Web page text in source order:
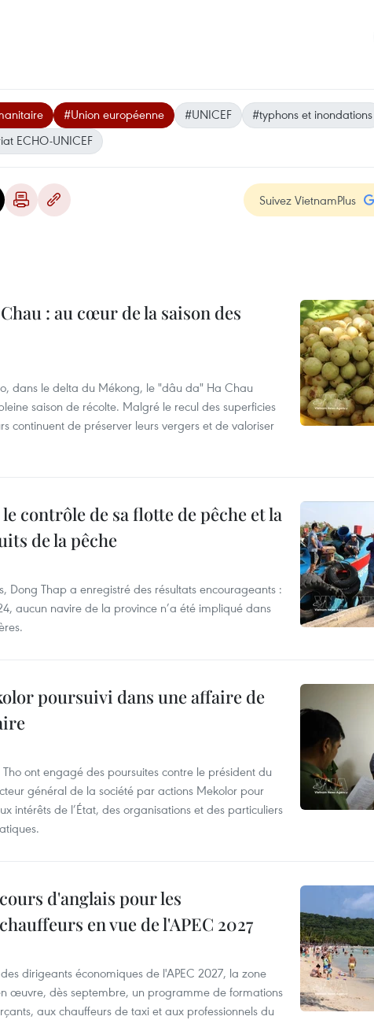
#Union européenne #UNICEF
#typhons et inondations
ECHO-UNICEF
Suivez VietnamPlus
: au cœur de la saison des
dans le delta du Mékong, le "dâu da" Ha Chau
saison de récolte. Malgré le recul des superficies
continuent de préserver leurs vergers et de valoriser
contrôle de sa flotte de pêche et la
de la pêche
Dong Thap a enregistré des résultats encourageants :
aucun navire de la province n’a été impliqué dans
poursuivi dans une affaire de
ont engagé des poursuites contre le président du
général de la société par actions Mekolor pour
intérêts de l’État, des organisations et des particuliers
d'anglais pour les
en vue de l'APEC 2027
dirigeants économiques de l'APEC 2027, la zone
œuvre, dès septembre, un programme de formations
aux chauffeurs de taxi et aux professionnels du